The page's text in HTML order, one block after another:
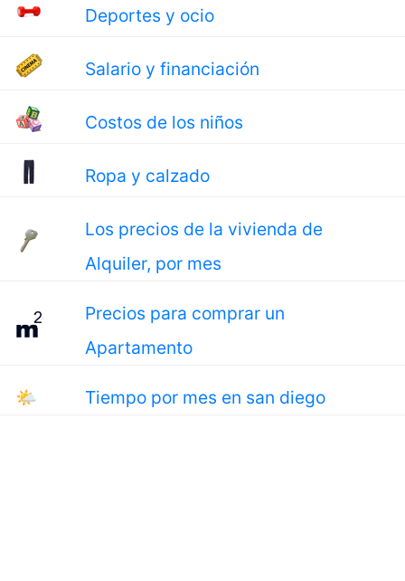
Deportes y ocio
Salario y financiación
Costos de los niños
Ropa y calzado
Los precios de la vivienda de
Alquiler, por mes
Precios para comprar un
Apartamento
🌤 Tiempo por mes en san diego